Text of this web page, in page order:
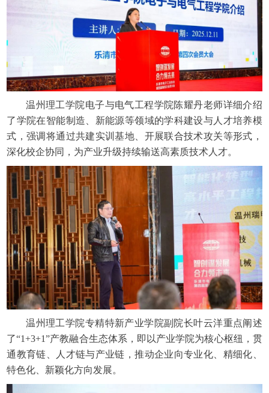
温州理工学院电子与电气工程学院陈耀丹老师详细介绍
了学院在智能制造、新能源等领域的学科建设与人才培养模
式，强调将通过共建实训基地、开展联合技术攻关等形式，
深化校企协同，为产业升级持续输送高素质技术人才。
温州理工学院专精特新产业学院副院长叶云洋重点阐述
了“1+3+1”产教融合生态体系，即以产业学院为核心枢纽，贯
通教育链、人才链与产业链，推动企业向专业化、精细化、
特色化、新颖化方向发展。